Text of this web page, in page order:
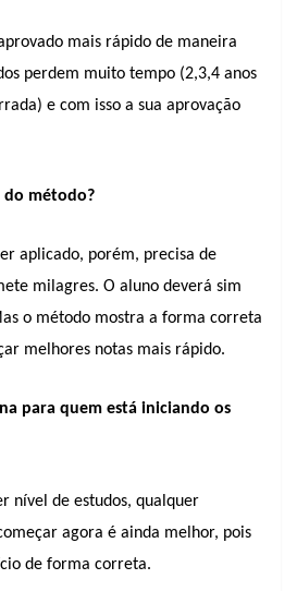
mais rápido de maneira
perdem muito tempo (2,3,4 anos
e com isso a sua aprovação
do método?
aplicado, porém, precisa de
milagres. O aluno deverá sim
o método mostra a forma correta
melhores notas mais rápido.
para quem está iniciando os
nível de estudos, qualquer
agora é ainda melhor, pois
de forma correta.